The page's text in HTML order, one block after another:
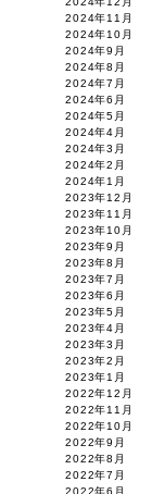
2024年11月
2024年10月
2024年9月
2024年8月
2024年7月
2024年6月
2024年5月
2024年4月
2024年3月
2024年2月
2024年1月
2023年12月
2023年11月
2023年10月
2023年9月
2023年8月
2023年7月
2023年6月
2023年5月
2023年4月
2023年3月
2023年2月
2023年1月
2022年12月
2022年11月
2022年10月
2022年9月
2022年8月
2022年7月
2022年6月